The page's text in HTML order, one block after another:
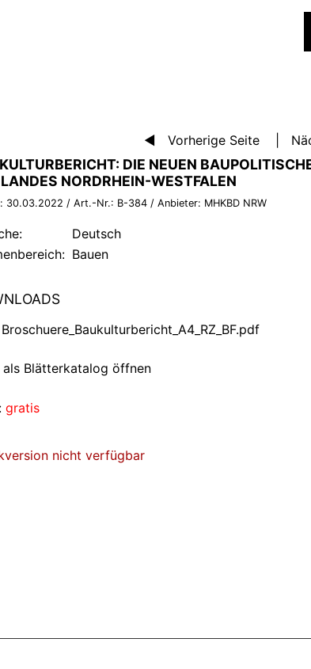
Vorherige Seite
DIE NEUEN
NORDRHEIN-WESTFALEN
30.03.2022 / Art.-Nr.: B-384 / Anbieter: MHKBD NRW
Deutsch
Bauen
Broschuere_Baukulturbericht_A4_RZ_BF.pdf
als Blätterkatalog öffnen
gratis
nicht verfügbar